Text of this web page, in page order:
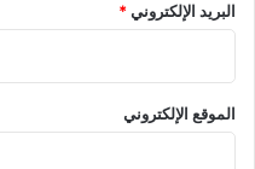
البريد الإلكتروني*
الموقع الإلكتروني